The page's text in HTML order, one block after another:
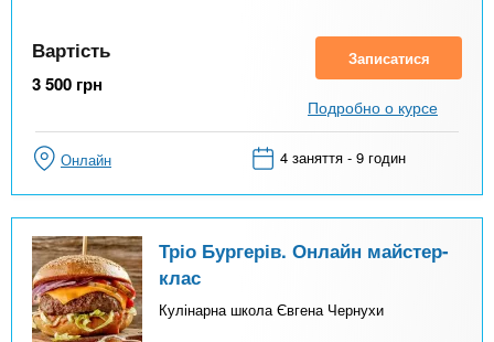
Вартість
3 500 грн
Записатися
Подробно о курсе
Онлайн 4 заняття - 9 годин
Тріо Бургерів. Онлайн майстер-
клас
Кулінарна школа Євгена Чернухи